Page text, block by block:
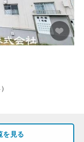
を見る